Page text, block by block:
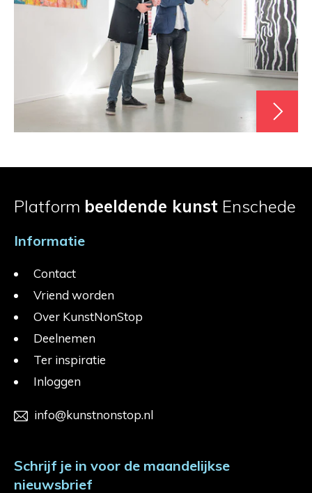
Platform beeldende kunst Enschede
Informatie
Contact
Vriend worden
Over KunstNonStop
Deelnemen
Ter inspiratie
Inloggen
info@kunstnonstop.nl
Schrijf je in voor de maandelijkse
nieuwsbrief